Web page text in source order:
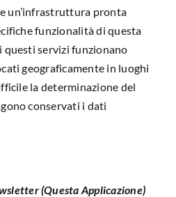
un’infrastruttura pronta
funzionalità di questa
questi servizi funzionano
geograficamente in luoghi
la determinazione del
conservati i dati
(Questa Applicazione)